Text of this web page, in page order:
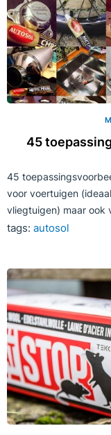
45
45
voor voertuigen
vliegtuigen) maar ook
tags: autosol